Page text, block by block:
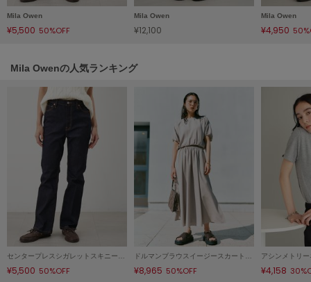
made of Organics
メイドオブオーガニクス
MIESROHE
ミースロエ
miies miim
ミーエスミーム
Mila Owen
ミラオーウェン
MOIGE
モワージュ
MUCHA
ミュシャ
Mila Owen
¥5,500 50%OFF
Mila Owen
¥12,100
Mila Owen
¥4,950
Mila Owenの人気ランキング
センタープレスシガレットスキニーデニムパンツ
¥5,500 50%OFF
ドルマンブラウスイージースカートＳＥＴＵＰ
¥8,965 50%OFF
アシンメトリ
¥4,158